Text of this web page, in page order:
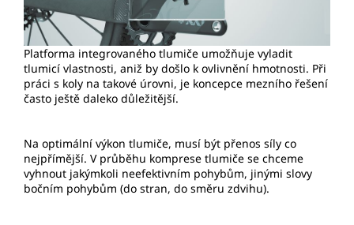
Platforma integrovaného tlumiče umožňuje vyladit
tlumicí vlastnosti, aniž by došlo k ovlivnění hmotnosti. Při
práci s koly na takové úrovni, je koncepce mezního řešení
často ještě daleko důležitější.
Na optimální výkon tlumiče, musí být přenos síly co
nejpřímější. V průběhu komprese tlumiče se chceme
vyhnout jakýmkoli neefektivním pohybům, jinými slovy
bočním pohybům (do stran, do směru zdvihu).